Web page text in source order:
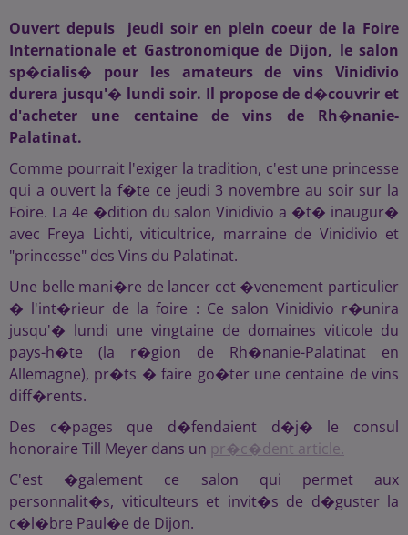
Ouvert depuis jeudi soir en plein coeur de la Foire
Internationale et Gastronomique de Dijon, le salon
sp�cialis� pour les amateurs de vins Vinidivio
durera jusqu'� lundi soir. Il propose de d�couvrir et
d'acheter une centaine de vins de Rh�nanie-
Palatinat.
Comme pourrait l'exiger la tradition, c'est une princesse
qui a ouvert la f�te ce jeudi 3 novembre au soir sur la
Foire. La 4e �dition du salon Vinidivio a �t� inaugur�
avec Freya Lichti, viticultrice, marraine de Vinidivio et
"princesse" des Vins du Palatinat.
Une belle mani�re de lancer cet �venement particulier
� l'int�rieur de la foire : Ce salon Vinidivio r�unira
jusqu'� lundi une vingtaine de domaines viticole du
pays-h�te (la r�gion de Rh�nanie-Palatinat en
Allemagne), pr�ts � faire go�ter une centaine de vins
diff�rents.
Des c�pages que d�fendaient d�j� le consul
honoraire Till Meyer dans un pr�c�dent article.
C'est �galement ce salon qui permet aux
personnalit�s, viticulteurs et invit�s de d�guster la
c�l�bre Paul�e de Dijon.